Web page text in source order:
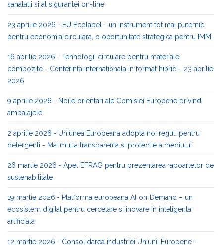
sanatatii si al sigurantei on-line
23 aprilie 2026 - EU Ecolabel - un instrument tot mai puternic
pentru economia circulara, o oportunitate strategica pentru IMM
16 aprilie 2026 - Tehnologii circulare pentru materiale
compozite - Conferinta internationala in format hibrid - 23 aprilie
2026
9 aprilie 2026 - Noile orientari ale Comisiei Europene privind
ambalajele
2 aprilie 2026 - Uniunea Europeana adopta noi reguli pentru
detergenti - Mai multa transparenta si protectie a mediului
26 martie 2026 - Apel EFRAG pentru prezentarea rapoartelor de
sustenabilitate
19 martie 2026 - Platforma europeana AI‑on‑Demand – un
ecosistem digital pentru cercetare si inovare in inteligenta
artificiala
12 martie 2026 - Consolidarea industriei Uniunii Europene -